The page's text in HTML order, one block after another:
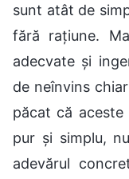
sunt atât de
fără rațiune.
adecvate și
de neînvins
păcat că
pur și simplu,
adevărul